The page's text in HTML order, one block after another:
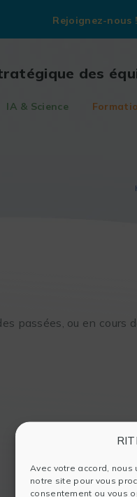
Avec votre accord,
notre site pour vous
consentement ou vous
Rejoignez-nous !
des
IA & Science
passées, ou en cours